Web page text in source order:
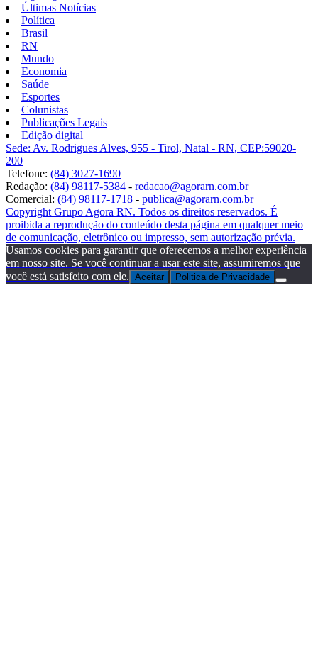
Últimas Notícias
Política
Brasil
RN
Mundo
Economia
Saúde
Esportes
Colunistas
Publicações Legais
Edição digital
Sede: Av. Rodrigues Alves, 955 - Tirol, Natal - RN, CEP:59020-
200
Telefone: (84) 3027-1690
Redação: (84) 98117-5384 - redacao@agorarn.com.br
Comercial: (84) 98117-1718 - publica@agorarn.com.br
Copyright Grupo Agora RN. Todos os direitos reservados. É
proibida a reprodução do conteúdo desta página em qualquer meio
de comunicação, eletrônico ou impresso, sem autorização prévia.
Usamos cookies para garantir que oferecemos a melhor experiência
em nosso site. Se você continuar a usar este site, assumiremos que
você está satisfeito com ele. Aceitar Politica de Privacidade